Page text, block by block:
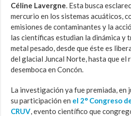
Céline Lavergne. Esta busca
mercurio en los sistemas acuáticos,
emisiones de contaminantes y la
las científicas estudian la dinámica y
metal pesado, desde que éste es
del glacial Juncal Norte, hasta que el
desemboca en Concón.
La investigación ya fue premiada, en
su participación en el 2° Congreso
CRUV, evento científico que